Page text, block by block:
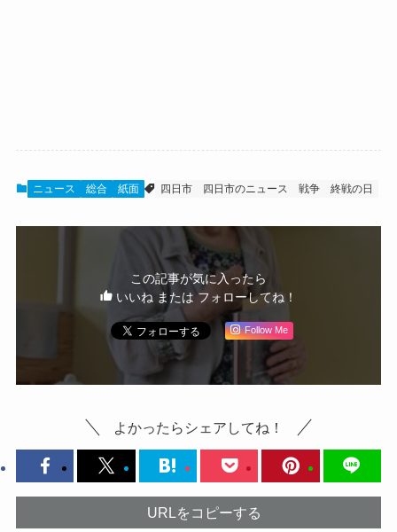
ニュース 総合 紙面 四日市 四日市のニュース 戦争 終戦の日
この記事が気に入ったら
いいね または フォローしてね！
Follow Me
よかったらシェアしてね！
URLをコピーする